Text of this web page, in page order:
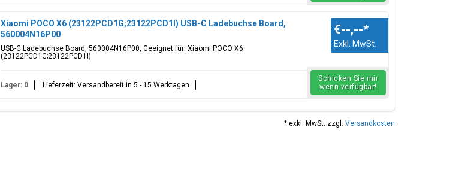
Xiaomi POCO X6 (23122PCD1G;23122PCD1I) USB-C Ladebuchse Board,
560004N16P00
USB-C Ladebuchse Board, 560004N16P00, Geeignet für: Xiaomi POCO X6
(23122PCD1G;23122PCD1I)
€--,--*
Exkl. MwSt.
Lager: 0 Lieferzeit: Versandbereit in 5 - 15 Werktagen
Schicken Sie mir
wenn verfügbar!
* exkl. MwSt. zzgl. Versandkosten